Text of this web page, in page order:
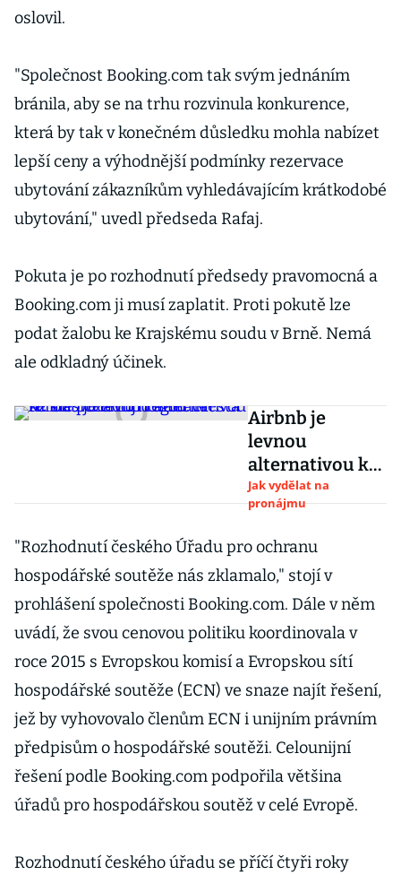
oslovil.
"Společnost Booking.com tak svým jednáním
bránila, aby se na trhu rozvinula konkurence,
která by tak v konečném důsledku mohla nabízet
lepší ceny a výhodnější podmínky rezervace
ubytování zákazníkům vyhledávajícím krátkodobé
ubytování," uvedl předseda Rafaj.
Pokuta je po rozhodnutí předsedy pravomocná a
Booking.com ji musí zaplatit. Proti pokutě lze
podat žalobu ke Krajskému soudu v Brně. Nemá
ale odkladný účinek.
Airbnb je
levnou
alternativou ke
klasickému
hotelu. Města
už ale požadují
regulaci
Jak vydělat na
pronájmu
"Rozhodnutí českého Úřadu pro ochranu
hospodářské soutěže nás zklamalo," stojí v
prohlášení společnosti Booking.com. Dále v něm
uvádí, že svou cenovou politiku koordinovala v
roce 2015 s Evropskou komisí a Evropskou sítí
hospodářské soutěže (ECN) ve snaze najít řešení,
jež by vyhovovalo členům ECN i unijním právním
předpisům o hospodářské soutěži. Celounijní
řešení podle Booking.com podpořila většina
úřadů pro hospodářskou soutěž v celé Evropě.
Rozhodnutí českého úřadu se příčí čtyři roky